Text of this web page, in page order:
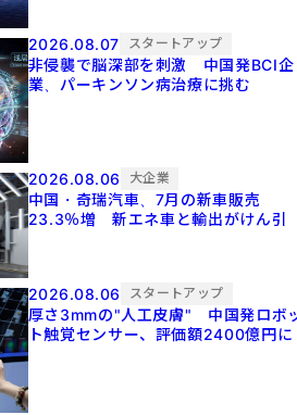
2026.08.07 スタートアップ
非侵襲で脳深部を刺激 中国発BCI企
業、パーキンソン病治療に挑む
2026.08.06 大企業
中国・奇瑞汽車、7月の新車販売
23.3％増 新エネ車と輸出がけん引
2026.08.06 スタートアップ
厚さ3mmの"人工皮膚" 中国発ロボ
ト触覚センサー、評価額2400億円に